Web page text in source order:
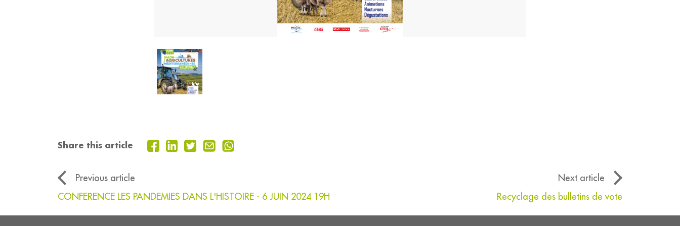
Share this article
Previous article
Next article
CONFERENCE LES PANDEMIES DANS L'HISTOIRE - 6 JUIN 2024 19H
Recyclage des bulletins de vote